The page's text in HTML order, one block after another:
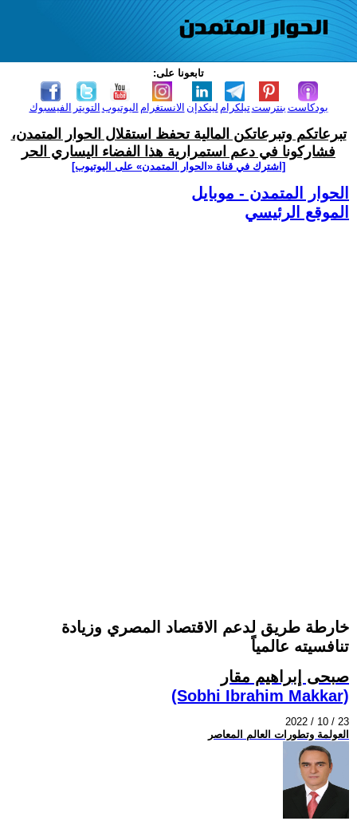
تابعونا على:
الفيسبوك التويتر اليوتيوب الانستغرام لينكدإن تيلكرامبنترست بودكاست
تبرعاتكم وتبرعاتكن المالية تحفظ استقلال الحوار المتمدن،
فشاركونا في دعم استمرارية هذا الفضاء اليساري الحر
[اشترك في قناة ‫«الحوار المتمدن» على اليوتيوب]
الحوار المتمدن - موبايل
الموقع الرئيسي
خارطة طريق لدعم الاقتصاد المصري وزيادة
تنافسيته عالمياً
صبحى إبراهيم مقار
(Sobhi Ibrahim Makkar)
2022 / 10 / 23
العولمة وتطورات العالم المعاصر